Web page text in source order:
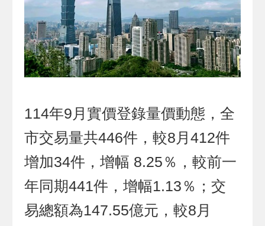
114年9月實價登錄量價動態，全
市交易量共446件，較8月412件
增加34件，增幅 8.25％，較前一
年同期441件，增幅1.13％；交
易總額為147.55億元，較8月